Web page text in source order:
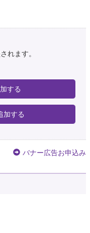
れます。
する
加する
バナー広告お申込み